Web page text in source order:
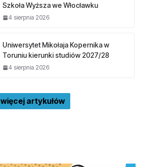
Szkoła Wyższa we Włocławku
4 sierpnia 2026
Uniwersytet Mikołaja Kopernika w
Toruniu kierunki studiów 2027/28
4 sierpnia 2026
więcej artykułów